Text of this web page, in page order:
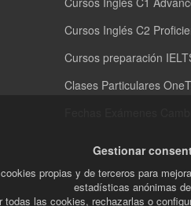
Cursos Inglés C2
Cursos preparación
Clases Particulares
Gestionar
propias y de terceros para
estadísticas anónimas
todas las cookies, rechazarlas o